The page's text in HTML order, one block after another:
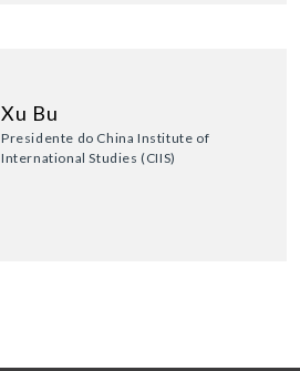
Xu Bu
Presidente do China Institute of
International Studies (CIIS)